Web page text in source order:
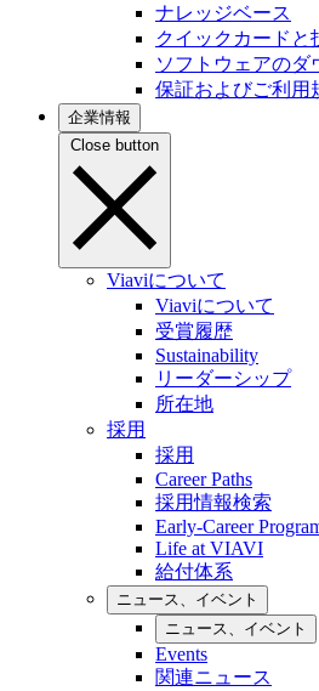
ナレッジベース
クイックカードと
ソフトウェアのダ
保証およびご利用
企業情報
Close button
Viaviについて
Viaviについて
受賞履歴
Sustainability
リーダーシップ
所在地
採用
採用
Career Paths
採用情報検索
Early-Career
Life at VIAVI
給付体系
ニュース、イベント
ニュース、イベント
Events
関連ニュース